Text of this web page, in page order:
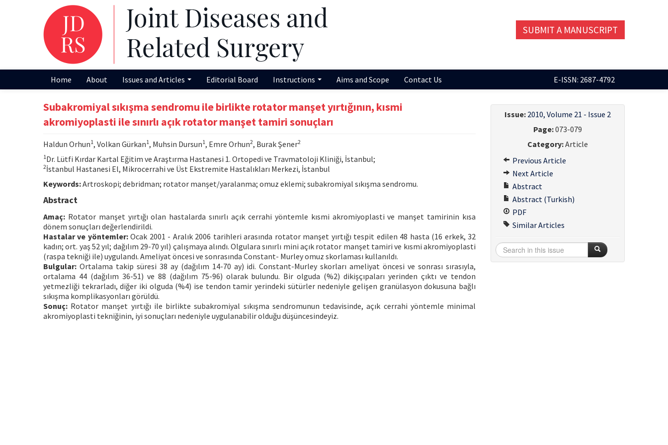
SUBMIT A MANUSCRIPT
Home About Issues and Articles Editorial Board Instructions Aims and Scope Contact Us E-ISSN: 2687-4792
Subakromiyal sıkışma sendromu ile birlikte rotator manşet yırtığının, kısmi
akromiyoplasti ile sınırlı açık rotator manşet tamiri sonuçları
Haldun Orhun1, Volkan Gürkan1, Muhsin Dursun1, Emre Orhun2, Burak Şener2
1Dr. Lütfi Kırdar Kartal Eğitim ve Araştırma Hastanesi 1. Ortopedi ve Travmatoloji Kliniği, İstanbul;
2İstanbul Hastanesi El, Mikrocerrahi ve Üst Ekstremite Hastalıkları Merkezi, İstanbul
Keywords:Artroskopi; debridman; rotator manşet/yaralanma; omuz eklemi; subakromiyal sıkışma sendromu.
Abstract
Amaç: Rotator manşet yırtığı olan hastalarda sınırlı açık cerrahi yöntemle kısmi akromiyoplasti ve manşet tamirinin kısa
dönem sonuçları değerlendirildi.
Hastalar ve yöntemler:Ocak 2001 - Aralık 2006 tarihleri arasında rotator manşet yırtığı tespit edilen 48 hasta (16 erkek, 32
kadın; ort. yaş 52 yıl; dağılım 29-70 yıl) çalışmaya alındı. Olgulara sınırlı mini açık rotator manşet tamiri ve kısmi akromiyoplasti
(raspa tekniği ile) uygulandı. Ameliyat öncesi ve sonrasında Constant- Murley omuz skorlaması kullanıldı.
Bulgular: Ortalama takip süresi 38 ay (dağılım 14-70 ay) idi. Constant-Murley skorları ameliyat öncesi ve sonrası sırasıyla,
ortalama 44 (dağılım 36-51) ve 88 (dağılım 75-96) olarak bulundu. Bir olguda (%2) dikişçıpaları yerinden çıktı ve tendon
yetmezliği tekrarladı, diğer iki olguda (%4) ise tendon tamir yerindeki sütürler nedeniyle gelişen granülasyon dokusuna bağlı
sıkışma komplikasyonları görüldü.
Sonuç: Rotator manşet yırtığı ile birlikte subakromiyal sıkışma sendromunun tedavisinde, açık cerrahi yöntemle minimal
akromiyoplasti tekniğinin, iyi sonuçları nedeniyle uygulanabilir olduğu düşüncesindeyiz.
Issue: 2010, Volume 21 - Issue 2
Page:073-079
Category:Article
Previous Article
Next Article
Abstract
Abstract (Turkish)
PDF
Similar Articles